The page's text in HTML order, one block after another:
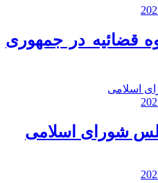
قضائیه در جمهوری
شورای اسلامی